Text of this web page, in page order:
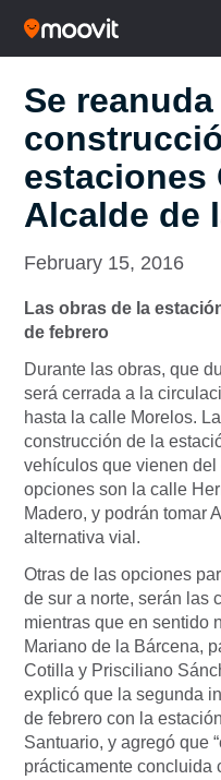
Se
estaciones
Alcalde de
February 15, 2016
Las obras de la
de febrero
Durante las obras, que
será cerrada a la
hasta la calle Morelos.
construcción de la
vehículos que vienen
opciones son la calle
Madero, y podrán tomar
alternativa vial.
Otras de las opciones
de sur a norte, serán las
mientras que en sentido
Mariano de la Bárcena,
Cotilla y Prisciliano
explicó que la segunda
de febrero con la
Santuario, y agregó que
prácticamente concluida